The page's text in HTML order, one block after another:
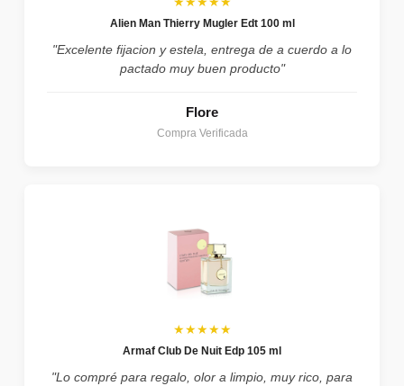
Alien Man Thierry Mugler Edt 100 ml
"Excelente fijacion y estela, entrega de a cuerdo a lo
pactado muy buen producto"
Flore
Compra Verificada
★★★★★
Armaf Club De Nuit Edp 105 ml
"Lo compré para regalo, olor a limpio, muy rico, para